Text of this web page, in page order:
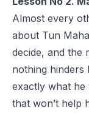
Almost every
about Tun
decide, and the
nothing hinders
exactly what he
that won’t help